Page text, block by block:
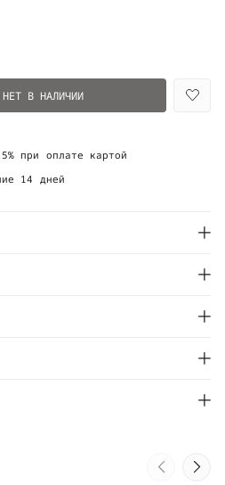
НЕТ В НАЛИЧИИ
при оплате картой
14 дней